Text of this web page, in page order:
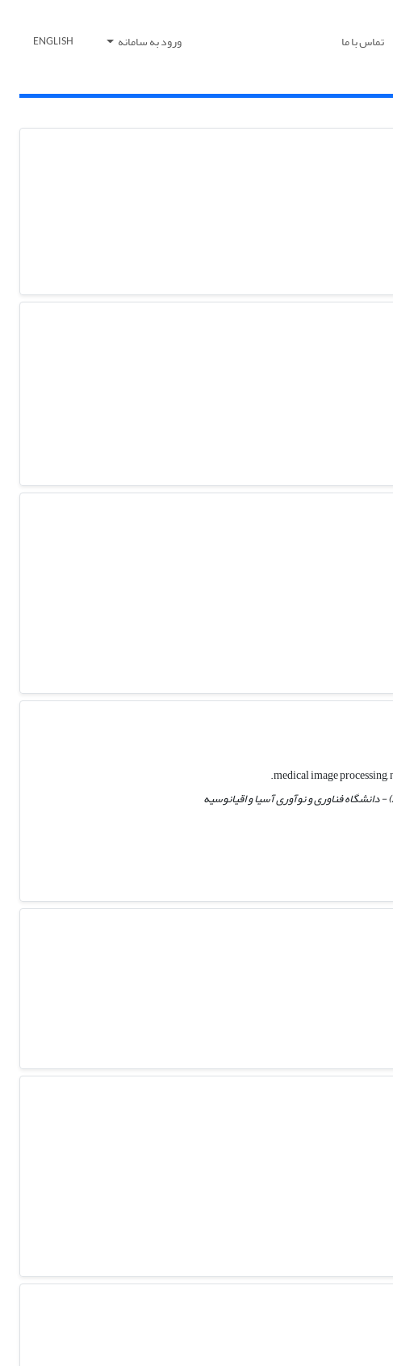
تماس با ما ورود به سامانه ENGLISH
استاد / رئیس مرکز تحلیل آسیا و اقیانوسیه (APCA) در دانشگاه فناوری و نوآوری آسیا و اقیانوسیه (APU / APIIT) - دانشگاه فناوری و نوآوری آسیا و اقیانوسیه